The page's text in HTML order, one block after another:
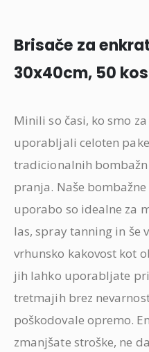
Brisače za
30x40cm, 50 kos
Minili so časi, ko smo
uporabljali celoten
tradicionalnih
pranja. Naše
uporabo so idealne za
las, spray tanning in še
vrhunsko kakovost kot
jih lahko uporabljate
tretmajih brez
poškodovale opremo.
zmanjšate stroške, ne